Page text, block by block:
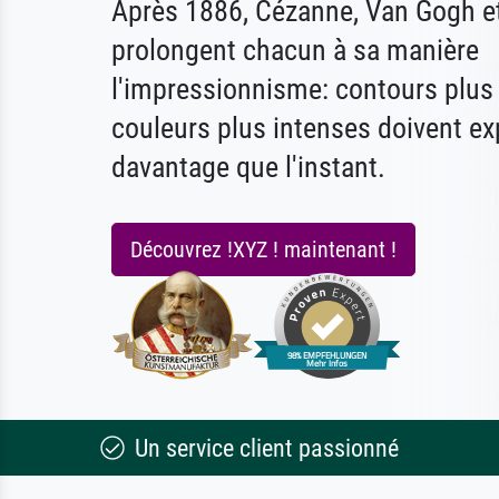
Après 1886, Cézanne, Van Gogh
prolongent chacun à sa manière
l'impressionnisme: contours
couleurs plus intenses doivent
davantage que l'instant.
Découvrez !XYZ ! maintenant !
Un service client passionné